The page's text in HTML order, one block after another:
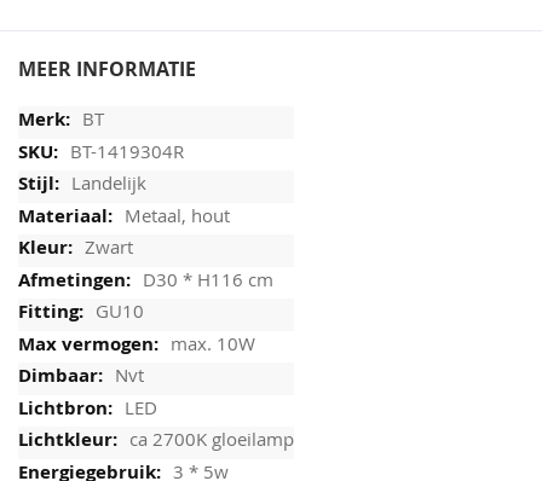
MEER INFORMATIE
BT
BT-1419304R
Landelijk
Metaal, hout
Zwart
D30 * H116 cm
GU10
max. 10W
Nvt
LED
ca 2700K gloeilamp
3 * 5w